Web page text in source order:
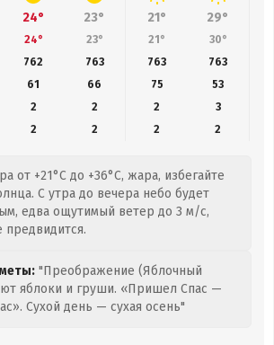
24° 23° 21° 29°
24° 23° 21° 30°
762
763 763 763
61
66 75 53
2
2 2
3
2
2 2 2
от +21°C до +36°C, жара, избегайте
С утра до вечера небо будет
едва ощутимый ветер до 3 м/с,
предвидится.
"Преображение (Яблочный
яблоки и груши. «Пришел Спас —
Сухой день — сухая осень"